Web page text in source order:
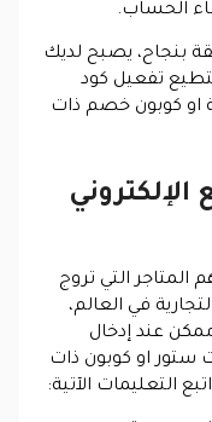
الحساب.
بنجاح، يصبح لديك
تفعيل كود
كوبون خصم ذات
التي تروج
في العالم،
عند إدخال
ستور او كوبون ذات
التعليمات الآتية: